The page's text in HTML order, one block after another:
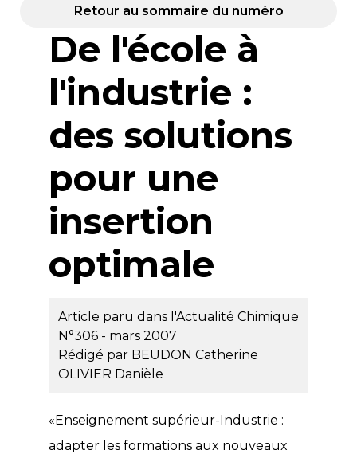
Retour au sommaire du numéro
De l'école à
l'industrie :
des solutions
pour une
insertion
optimale
Article paru dans l'Actualité Chimique
N°306 - mars 2007
Rédigé par BEUDON Catherine
OLIVIER Danièle
«Enseignement supérieur-Industrie :
adapter les formations aux nouveaux